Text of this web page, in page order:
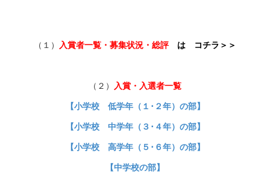
（１） 入賞者一覧・募集状況・総評 は コチラ＞＞
（２） 入賞・入選者一覧
【小学校 低学年（１･２年）の部】
【小学校 中学年（３･４年）の部】
【小学校 高学年（５･６年）の部】
【中学校の部】